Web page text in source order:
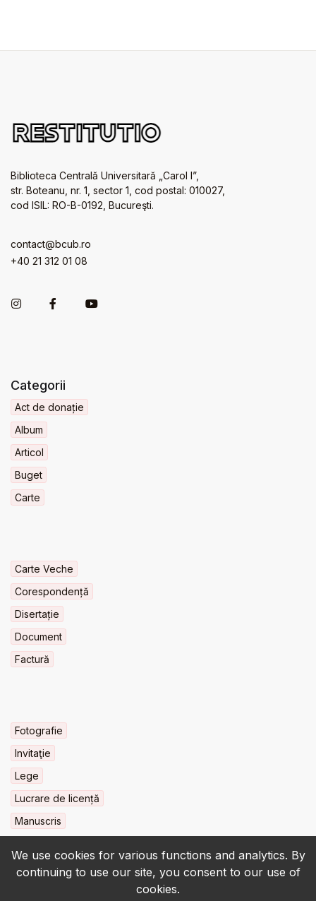
We use cookies for various functions and analytics. By
continuing to use our site, you consent to our use of
cookies.
Biblioteca Centrală Universitară „Carol I”,
str. Boteanu, nr. 1, sector 1, cod postal: 010027,
cod ISIL: RO-B-0192, Bucureşti.
contact@bcub.ro
+40 21 312 01 08
Categorii
Act de donație
Album
Articol
Buget
Carte
Carte Veche
Corespondență
Disertație
Document
Factură
Fotografie
Invitaţie
Lege
Lucrare de licență
Manuscris